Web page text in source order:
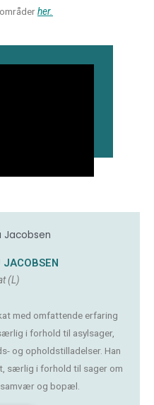
her.
(L)
med omfattende erfaring
i forhold til asylsager,
og opholdstilladelser. Han
særlig i forhold til sager om
og bopæl.